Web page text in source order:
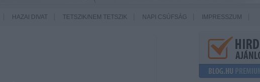
HAZAI DIVAT TETSZIK/NEM TETSZIK NAPI CSÚFSÁG IMPRESSZUM